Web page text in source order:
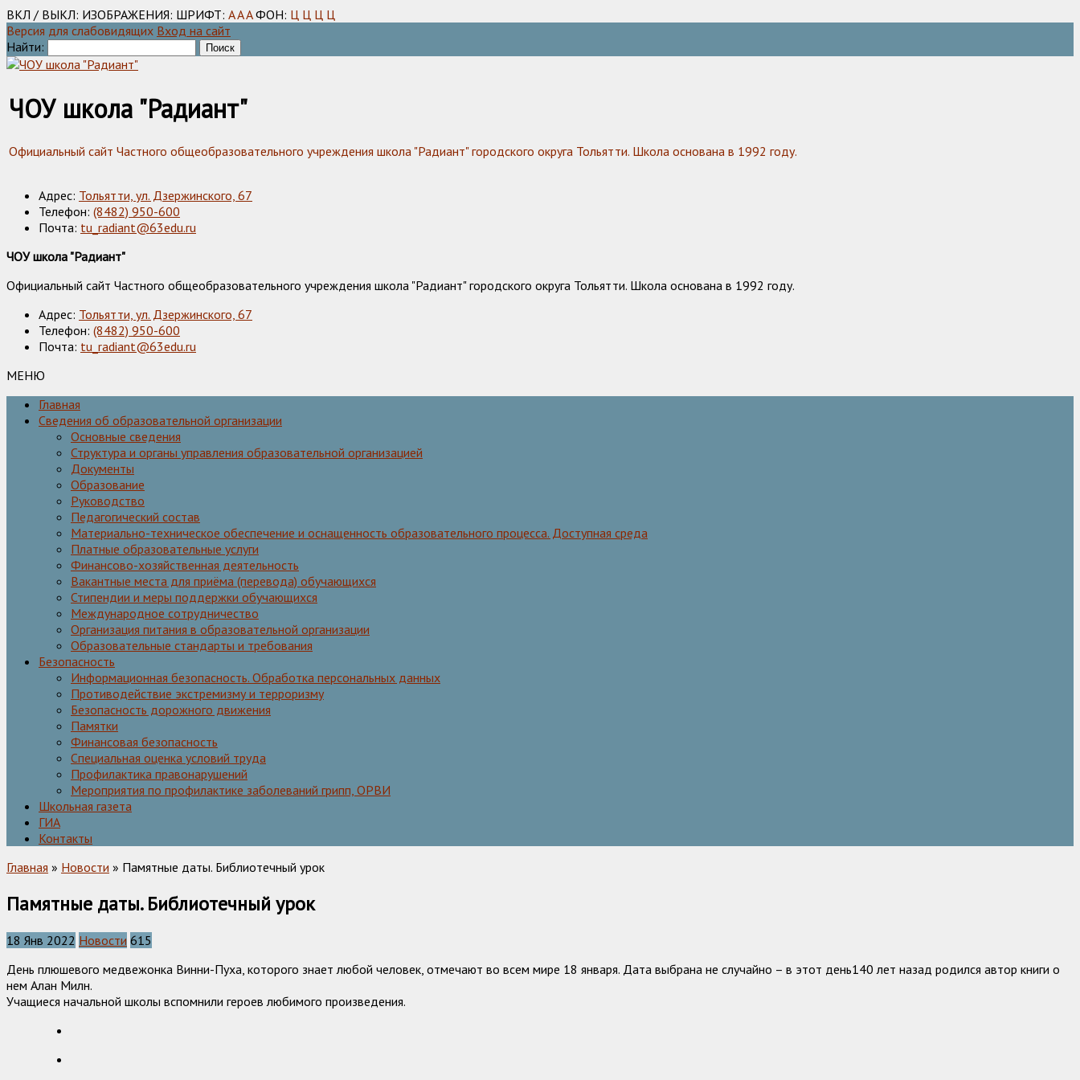
ВКЛ / ВЫКЛ: ИЗОБРАЖЕНИЯ: ШРИФТ: AAA ФОН: Ц Ц Ц Ц
Версия для слабовидящих Вход на сайт
Найти:
ЧОУ школа "Радиант"
Официальный сайт Частного общеобразовательного учреждения школа "Радиант" городского округа Тольятти. Школа основана в 1992 году.
Адрес: Тольятти, ул. Дзержинского, 67
Телефон: (8482) 950-600
Почта: tu_radiant@63edu.ru
ЧОУ школа "Радиант"
Официальный сайт Частного общеобразовательного учреждения школа "Радиант" городского округа Тольятти. Школа основана в 1992 году.
Адрес: Тольятти, ул. Дзержинского, 67
Телефон: (8482) 950-600
Почта: tu_radiant@63edu.ru
МЕНЮ
Главная
Сведения об образовательной организации
Основные сведения
Структура и органы управления образовательной организацией
Документы
Образование
Руководство
Педагогический состав
Материально-техническое обеспечение и оснащенность образовательного процесса. Доступная среда
Платные образовательные услуги
Финансово-хозяйственная деятельность
Вакантные места для приёма (перевода) обучающихся
Стипендии и меры поддержки обучающихся
Международное сотрудничество
Организация питания в образовательной организации
Образовательные стандарты и требования
Безопасность
Информационная безопасность. Обработка персональных данных
Противодействие экстремизму и терроризму
Безопасность дорожного движения
Памятки
Финансовая безопасность
Специальная оценка условий труда
Профилактика правонарушений
Мероприятия по профилактике заболеваний грипп, ОРВИ
Школьная газета
ГИА
Контакты
Главная » Новости » Памятные даты. Библиотечный урок
Памятные даты. Библиотечный урок
18 Янв 2022 Новости 615
День плюшевого медвежонка Винни-Пуха, которого знает любой человек, отмечают во всем мире 18 января. Дата выбрана не случайно – в этот день140 лет назад родился автор книги о
нем Алан Милн.
Учащиеся начальной школы вспомнили героев любимого произведения.